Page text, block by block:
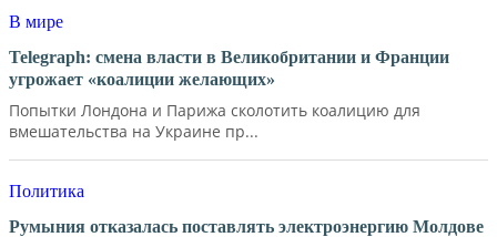
В мире
Telegraph: смена власти в Великобритании и Франции
угрожает «коалиции желающих»
Попытки Лондона и Парижа сколотить коалицию для
вмешательства на Украине пр...
Политика
Румыния отказалась поставлять электроэнергию Молдове